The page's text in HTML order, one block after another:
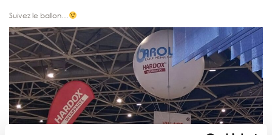
Suivez le ballon…